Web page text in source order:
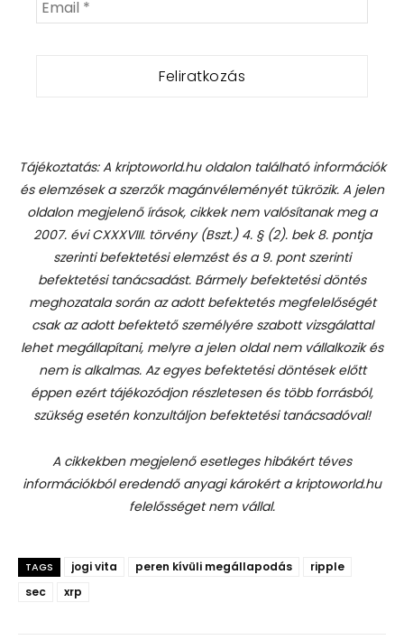
Tájékoztatás: A kriptoworld.hu oldalon található információk
és elemzések a szerzők magánvéleményét tükrözik. A jelen
oldalon megjelenő írások, cikkek nem valósítanak meg a
2007. évi CXXXVIII. törvény (Bszt.) 4. § (2). bek 8. pontja
szerinti befektetési elemzést és a 9. pont szerinti
befektetési tanácsadást. Bármely befektetési döntés
meghozatala során az adott befektetés megfelelőségét
csak az adott befektető személyére szabott vizsgálattal
lehet megállapítani, melyre a jelen oldal nem vállalkozik és
nem is alkalmas. Az egyes befektetési döntések előtt
éppen ezért tájékozódjon részletesen és több forrásból,
szükség esetén konzultáljon befektetési tanácsadóval!
A cikkekben megjelenő esetleges hibákért téves
információkból eredendő anyagi károkért a kriptoworld.hu
felelősséget nem vállal.
TAGS jogi vita peren kívüli megállapodás
ripple
sec
xrp